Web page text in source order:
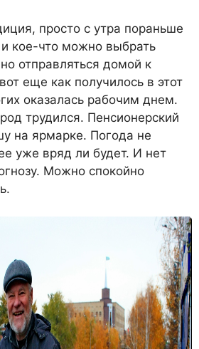
просто с утра пораньше
кое-что можно выбрать
отправляться домой к
еще как получилось в этот
оказалась рабочим днем.
трудился. Пенсионерский
на ярмарке. Погода не
уже вряд ли будет. И нет
Можно спокойно